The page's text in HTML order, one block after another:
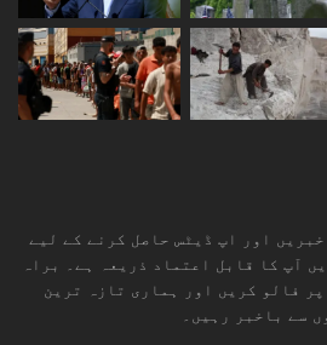
اور اپ ڈیٹس حاصل کرنے کے لیے
آپ کا قابل اعتماد ذریعہ ہے۔ براہ
فالو کریں اور ہماری تازہ ترین
سے باخبر رہیں۔